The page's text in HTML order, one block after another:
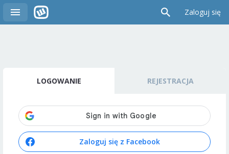
Zaloguj się
LOGOWANIE REJESTRACJA
Zaloguj się z Facebook